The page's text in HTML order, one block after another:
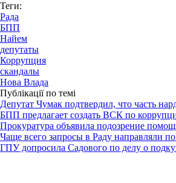
Теги:
Рада
БПП
Найем
депутаты
Коррупция
скандалы
Нова Влада
Публікації по темі
Депутат Чумак подтвердил, что часть
БПП предлагает создать ВСК по
Прокуратура объявила подозрение
Чаще всего запросы в Раду направляли
ГПУ допросила Садового по делу о